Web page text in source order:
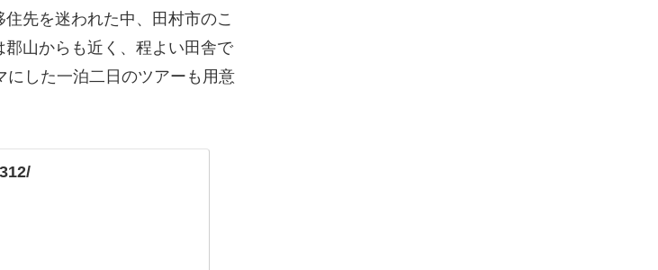
先を迷われた中、田村市のこ
山からも近く、程よい田舎で
した一泊二日のツアーも用意